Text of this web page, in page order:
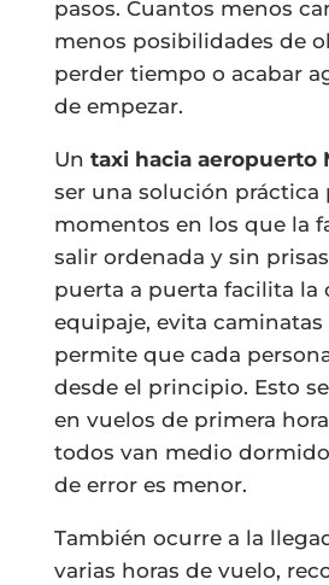
pasos. Cuantos menos
menos posibilidades de
perder tiempo o acabar
de empezar.
Un taxi hacia aeropuerto
ser una solución práctica
momentos en los que la
salir ordenada y sin
puerta a puerta facilita la
equipaje, evita caminatas
permite que cada
desde el principio. Esto
en vuelos de primera
todos van medio
de error es menor.
También ocurre a la
varias horas de vuelo,